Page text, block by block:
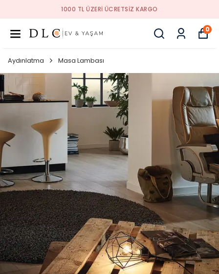
1000 TL ÜZERI ÜCRETSIZ KARGO
0
Aydınlatma Masa Lambası